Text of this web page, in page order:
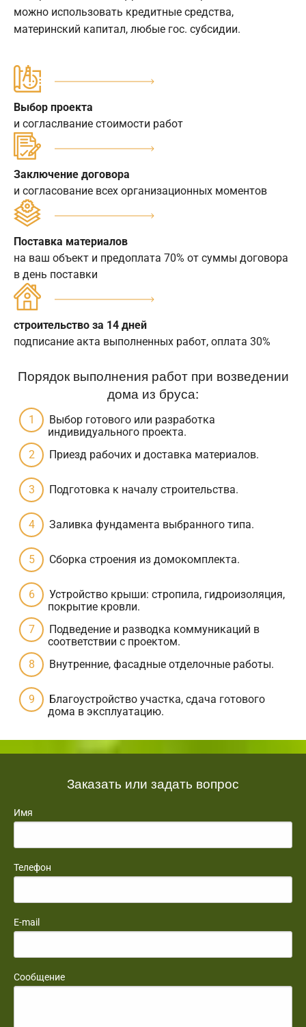
можно использовать кредитные средства,
материнский капитал, любые гос. субсидии.
Выбор проекта
и согласлвание стоимости работ
Заключение договора
и согласование всех организационных моментов
Поставка материалов
на ваш объект и предоплата 70% от суммы договора
в день поставки
строительство за 14 дней
подписание акта выполненных работ, оплата 30%
Порядок выполнения работ при возведении
дома из бруса:
Выбор готового или разработка
индивидуального проекта.
Приезд рабочих и доставка материалов.
Подготовка к началу строительства.
Заливка фундамента выбранного типа.
Сборка строения из домокомплекта.
Устройство крыши: стропила, гидроизоляция,
покрытие кровли.
Подведение и разводка коммуникаций в
соответствии с проектом.
Внутренние, фасадные отделочные работы.
Благоустройство участка, сдача готового
дома в эксплуатацию.
Заказать или задать вопрос
Имя
Телефон
E-mail
Сообщение